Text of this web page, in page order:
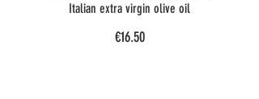
Italian extra virgin olive oil
€16.50